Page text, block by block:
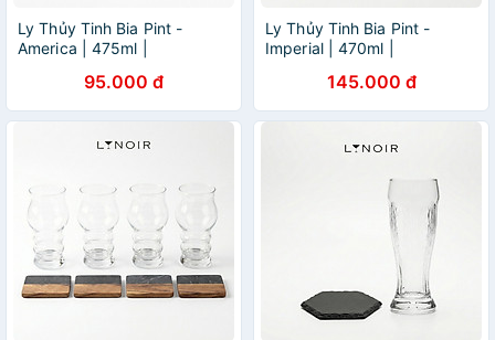
Ly Thủy Tinh Bia Pint -
America | 475ml |
95.000 đ
Ly Thủy Tinh Bia Pint -
Imperial | 470ml |
145.000 đ